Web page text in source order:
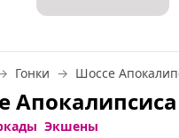
Гонки Шоссе
Экшены